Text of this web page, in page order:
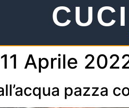
11 Aprile
pazza